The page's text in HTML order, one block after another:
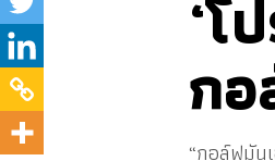
‘โ
กอ
“กอล์ฟมัน